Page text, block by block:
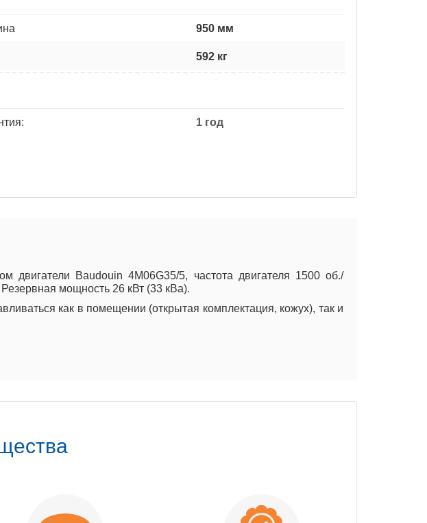
950 мм
592 кг
1 год
двигатели Baudouin 4M06G35/5, частота двигателя 1500 об./
мощность 26 кВт (33 кВа).
как в помещении (открытая комплектация, кожух), так и